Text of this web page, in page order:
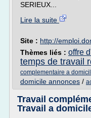
SERIEUX...
Lire la suite
Site : http://
Thèmes liés : offre
temps de travail
complementaire a
domicile annonces /
Travail
Travail a